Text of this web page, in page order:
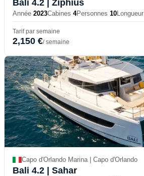
Bali 4.2 | Ziphius
Année 2023Cabines 4Personnes 10Longueur
Tarif par semaine
2,150 €/ semaine
Capo d'Orlando Marina | Capo d'Orlando
Bali 4.2 | Sahar